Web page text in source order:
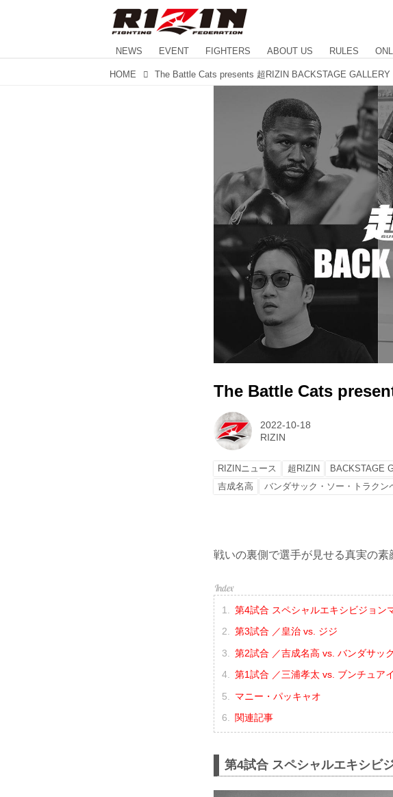
NEWS EVENT FIGHTERS ABOUT US RULES
HOME The Battle Cats presents 超RIZIN BACKSTAGE GALLERY
The Battle Cats
2022-10-18
RIZIN
RIZINニュース 超RIZIN BACKSTAGE
吉成名高
バンダサック・ソー・トラクン
戦いの裏側で選手が見せる真実の素
第4試合 スペシャルエキシビジョン
第3試合 ／皇治 vs. ジジ
第2試合 ／吉成名高 vs. バンダサッ
第1試合 ／三浦孝太 vs. ブンチュア
マニー・パッキャオ
関連記事
第4試合 スペシャルエキシビ